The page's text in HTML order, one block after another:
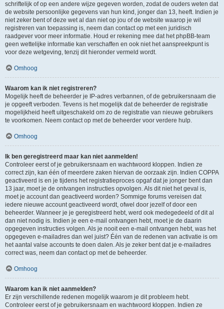
schriftelijk of op een andere wijze gegeven worden, zodat de ouders weten dat
de website persoonlijke gegevens van hun kind, jonger dan 13, heeft. Indien je
niet zeker bent of deze wet al dan niet op jou of de website waarop je wil
registreren van toepassing is, neem dan contact op met een juridisch
raadgever voor meer informatie. Houd er rekening mee dat het phpBB-team
geen wettelijke informatie kan verschaffen en ook niet het aanspreekpunt is
voor deze wetgeving, tenzij dit hieronder vermeld wordt.
Omhoog
Waarom kan ik niet registreren?
Mogelijk heeft de beheerder je IP-adres verbannen, of de gebruikersnaam die
je opgeeft verboden. Tevens is het mogelijk dat de beheerder de registratie
mogelijkheid heeft uitgeschakeld om zo de registratie van nieuwe gebruikers
te voorkomen. Neem contact op met de beheerder voor verdere hulp.
Omhoog
Ik ben geregistreerd maar kan niet aanmelden!
Controleer eerst of je gebruikersnaam en wachtwoord kloppen. Indien ze
correct zijn, kan één of meerdere zaken hiervan de oorzaak zijn. Indien COPPA
geactiveerd is en je tijdens het registratieproces opgaf dat je jonger bent dan
13 jaar, moet je de ontvangen instructies opvolgen. Als dit niet het geval is,
moet je account dan geactiveerd worden? Sommige forums vereisen dat
iedere nieuwe account geactiveerd wordt, ofwel door jezelf of door een
beheerder. Wanneer je je geregistreerd hebt, werd ook medegedeeld of dit al
dan niet nodig is. Indien je een e-mail ontvangen hebt, moet je de daarin
opgegeven instructies volgen. Als je nooit een e-mail ontvangen hebt, was het
opgegeven e-mailadres dan wel juist? Één van de redenen van activatie is om
het aantal valse accounts te doen dalen. Als je zeker bent dat je e-mailadres
correct was, neem dan contact op met de beheerder.
Omhoog
Waarom kan ik niet aanmelden?
Er zijn verschillende redenen mogelijk waarom je dit probleem hebt.
Controleer eerst of je gebruikersnaam en wachtwoord kloppen. Indien ze